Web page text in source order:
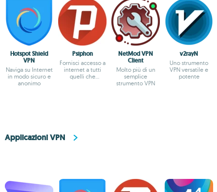
Hotspot Shield
VPN
Naviga su Internet
in modo sicuro e
anonimo
Psiphon
Fornisci accesso a
internet a tutti
quelli che
NetMod VPN
Client
Molto più di un
semplice
strumento VPN
v2rayN
Uno strumento
VPN versatile e
potente
Applicazioni VPN